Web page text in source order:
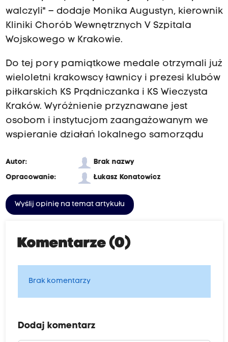
walczyli" – dodaje Monika Augustyn, kierownik
Kliniki Chorób Wewnętrznych V Szpitala
Wojskowego w Krakowie.
Do tej pory pamiątkowe medale otrzymali już
wieloletni krakowscy ławnicy i prezesi klubów
piłkarskich KS Prądniczanka i KS Wieczysta
Kraków. Wyróżnienie przyznawane jest
osobom i instytucjom zaangażowanym we
wspieranie działań lokalnego samorządu
Autor:
Brak nazwy
Opracowanie:
Łukasz Konatowicz
Wyślij opinię na temat artykułu
Komentarze (0)
Brak komentarzy
Dodaj komentarz